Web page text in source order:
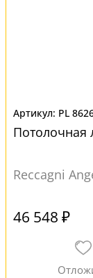
PL
Потолочная
Reccagni
46 548 ₽